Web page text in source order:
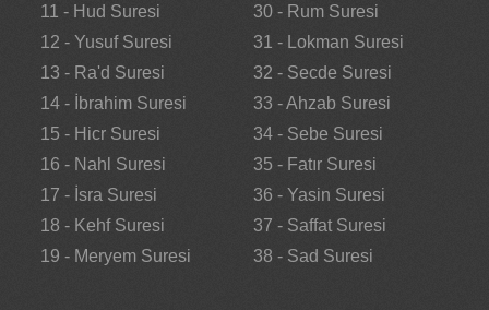
11 - Hud Suresi
12 - Yusuf Suresi
13 - Ra'd Suresi
14 - İbrahim Suresi
15 - Hicr Suresi
16 - Nahl Suresi
17 - İsra Suresi
18 - Kehf Suresi
19 - Meryem Suresi
30 - Rum Suresi
31 - Lokman Suresi
32 - Secde Suresi
33 - Ahzab Suresi
34 - Sebe Suresi
35 - Fatır Suresi
36 - Yasin Suresi
37 - Saffat Suresi
38 - Sad Suresi